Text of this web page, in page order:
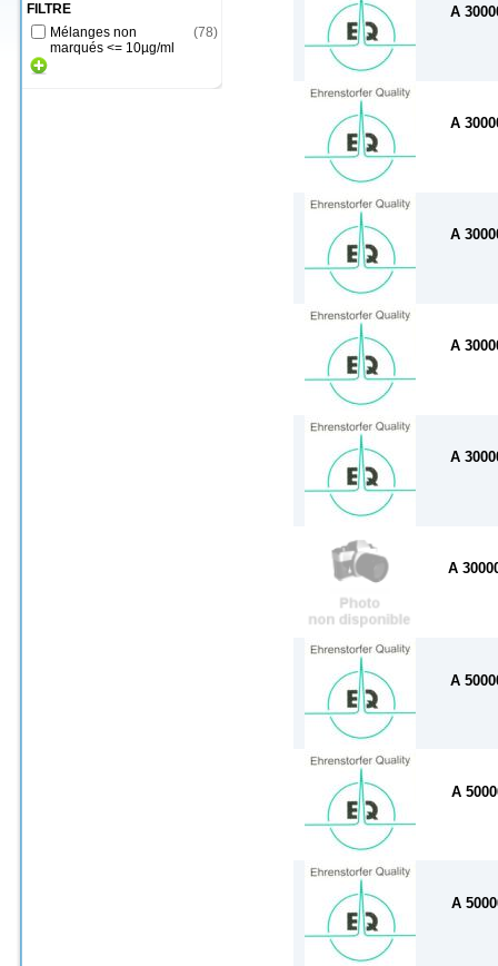
FILTRE
Mélanges non
marqués <= 10µg/ml
(78)
A
A
A
A
A
A
A
A
A